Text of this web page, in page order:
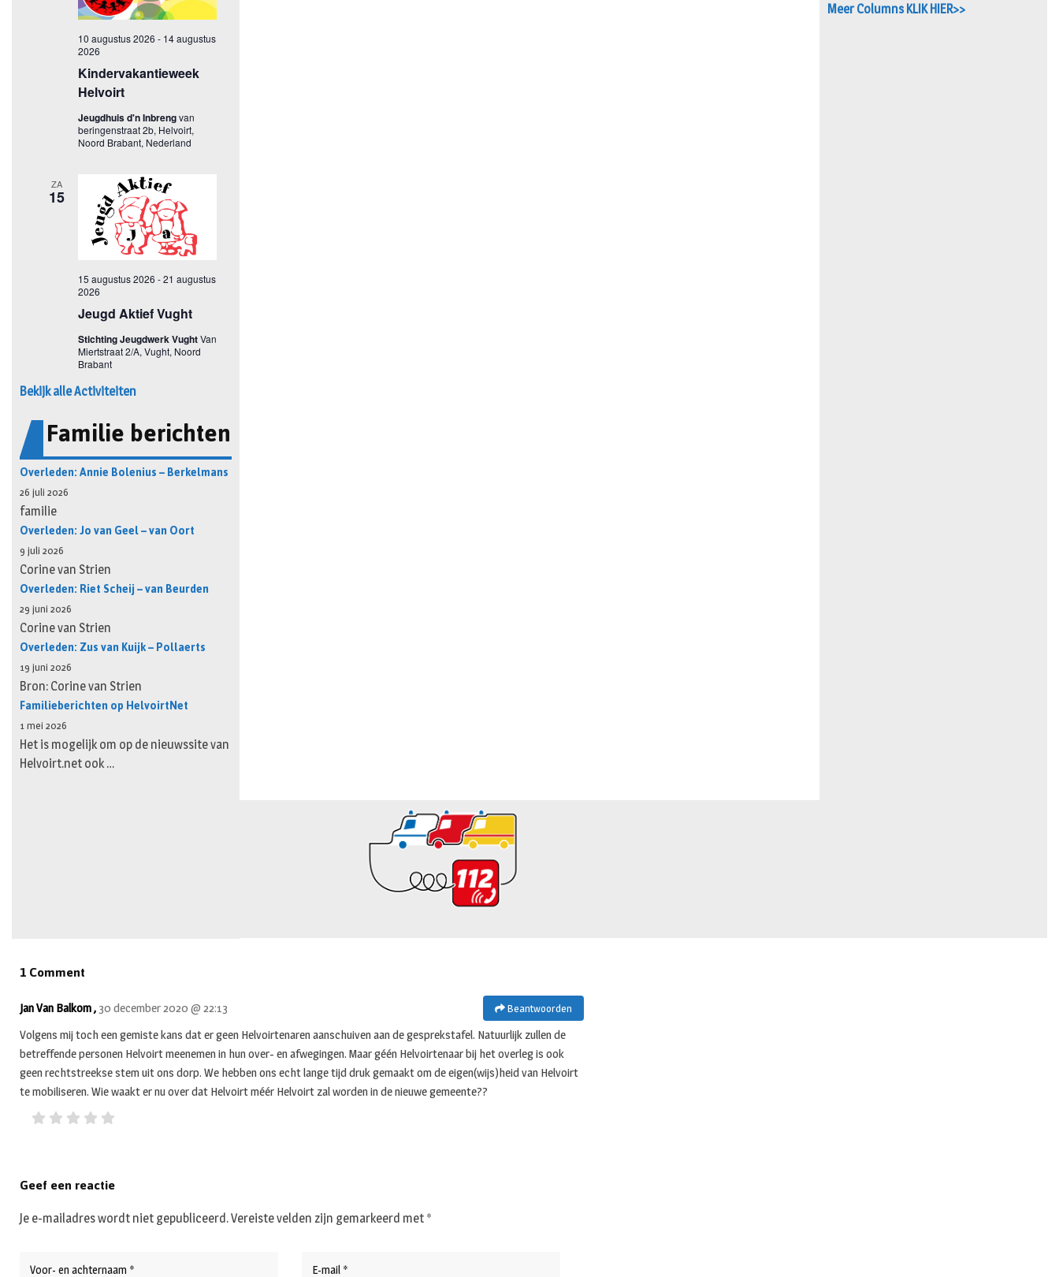
Bekijk alle Activiteiten
Familie berichten
Overleden: Annie Bolenius – Berkelmans
26 juli 2026
familie
Overleden: Jo van Geel – van Oort
9 juli 2026
Corine van Strien
Overleden: Riet Scheij – van Beurden
29 juni 2026
Corine van Strien
Overleden: Zus van Kuijk – Pollaerts
19 juni 2026
Bron: Corine van Strien
Familieberichten op HelvoirtNet
1 mei 2026
Het is mogelijk om op de nieuwssite van
Helvoirt.net ook …
Meer Columns KLIK HIER>>
1 Comment
Beantwoorden
Jan Van Balkom , 30 december 2020 @ 22:13
Volgens mij toch een gemiste kans dat er geen Helvoirtenaren aanschuiven aan de gesprekstafel. Natuurlijk zullen de
betreffende personen Helvoirt meenemen in hun over- en afwegingen. Maar géén Helvoirtenaar bij het overleg is ook
geen rechtstreekse stem uit ons dorp. We hebben ons echt lange tijd druk gemaakt om de eigen(wijs)heid van Helvoirt
te mobiliseren. Wie waakt er nu over dat Helvoirt méér Helvoirt zal worden in de nieuwe gemeente??
Geef een reactie
Je e-mailadres wordt niet gepubliceerd.Vereiste velden zijn gemarkeerd met *